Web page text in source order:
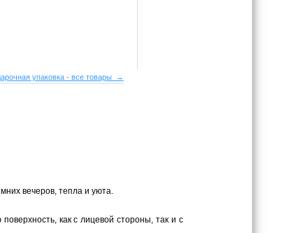
упаковка - все товары →
вечеров, тепла и уюта.
как с лицевой стороны, так и с